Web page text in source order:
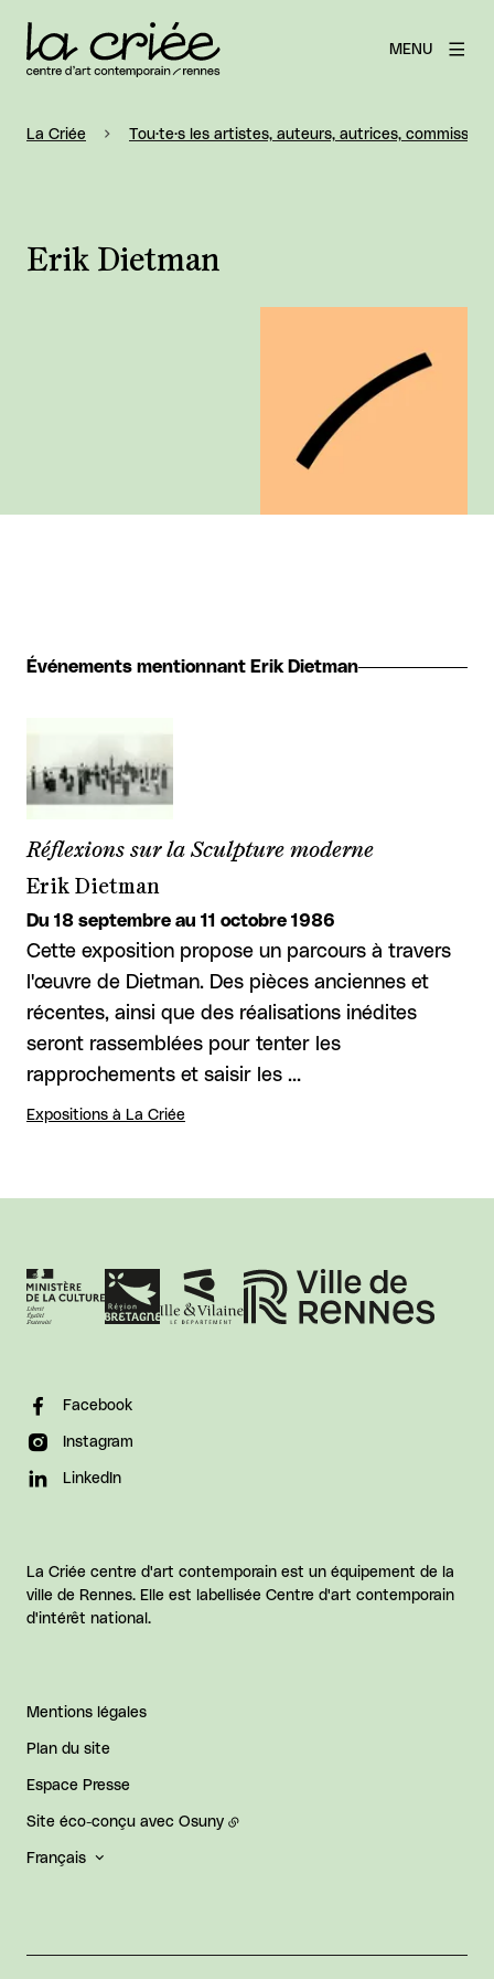
MENU
La Criée Tou·te·s les artistes, auteurs, autrices,
Erik Dietman
Événements mentionnant Erik Dietman
Réflexions sur la Sculpture moderne
Erik Dietman
Du 18 septembre au 11 octobre 1986
Cette exposition propose un parcours à travers
l'œuvre de Dietman. Des pièces anciennes et
récentes, ainsi que des réalisations inédites
seront rassemblées pour tenter les
rapprochements et saisir les …
Expositions à La Criée
Facebook
Instagram
LinkedIn
La Criée centre d'art contemporain est un équipement de la
ville de Rennes. Elle est labellisée Centre d'art contemporain
d'intérêt national.
Mentions légales
Plan du site
Espace Presse
Site éco-conçu avec Osuny
Français